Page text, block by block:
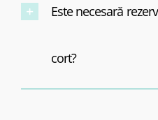
Este necesară
cort?